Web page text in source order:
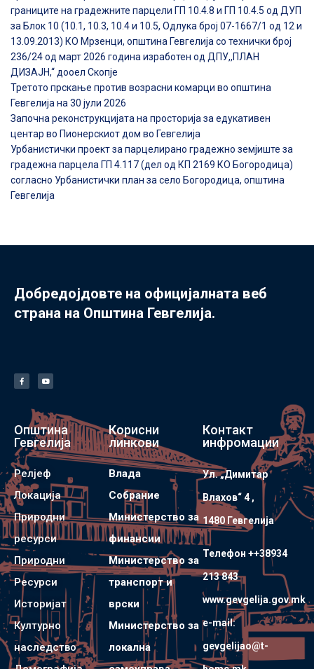
границите на градежните парцели ГП 10.4.8 и ГП 10.4.5 од ДУП
за Блок 10 (10.1, 10.3, 10.4 и 10.5, Одлука број 07-1667/1 од 12 и
13.09.2013) КО Мрзенци, општина Гевгелија со технички број
236/24 од март 2026 година изработен од ДПУ,,ПЛАН
ДИЗАЈН,“ дооел Скопје
Третото прскање против возрасни комарци во општина
Гевгелија на 30 јули 2026
Започна реконструкцијата на просторија за едукативен
центар во Пионерскиот дом во Гевгелија
Урбанистички проект за парцелирано градежно земјиште за
градежна парцела ГП 4.117 (дел од КП 2169 КО Богородица)
согласно Урбанистички план за село Богородица, општина
Гевгелија
Добредојдовте на официјалната веб
страна на Општина Гевгелија.
Општина
Гевгелија
Релјеф
Локација
Природни
ресурси
Природни
Ресурси
Историјат
Културно
наследство
Корисни
линкови
Влада
Собрание
Министерство за
финансии
Министерство за
транспорт и
врски
Министерство за
локална
Контакт
инфромации
Ул. „Димитар
Влахов“ 4 ,
1480 Гевгелијa
Телефон ++38934
213 843
www.gevgelija.gov.mk
e-mail:
gevgelijao@t-